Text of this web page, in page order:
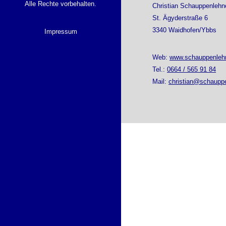
Alle Rechte vorbehalten.
Impressum
Christian
St. Ägyderstraße 6
3340 Waidhofen/Ybbs
Web:
Tel.: 0664 / 565 91 84
Mail: